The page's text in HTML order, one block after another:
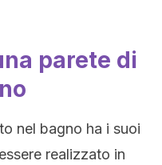
parete di
nel bagno ha i suoi
realizzato in